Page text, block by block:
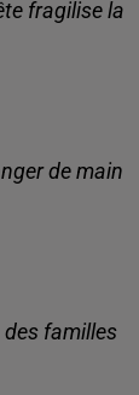
fragilise la
de main
des familles